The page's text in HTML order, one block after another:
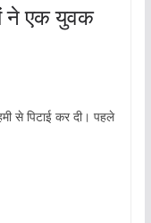
ने एक युवक
से पिटाई कर दी। पहले